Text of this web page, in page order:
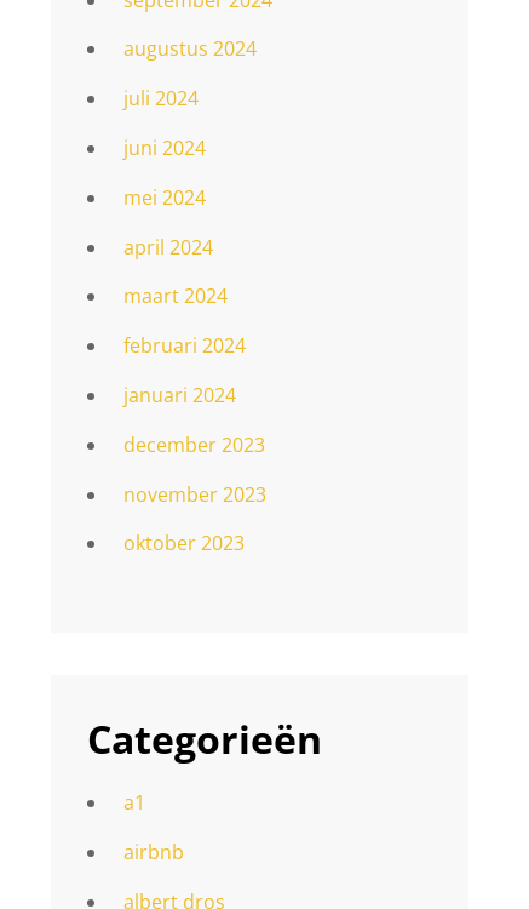
augustus 2024
juli 2024
juni 2024
mei 2024
april 2024
maart 2024
februari 2024
januari 2024
december 2023
november 2023
oktober 2023
Categorieën
a1
airbnb
albert dros